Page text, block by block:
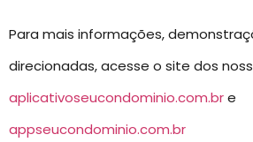
Para mais informações,
direcionadas, acesse o site dos
aplicativoseucondominio.com.bre
appseucondominio.com.br